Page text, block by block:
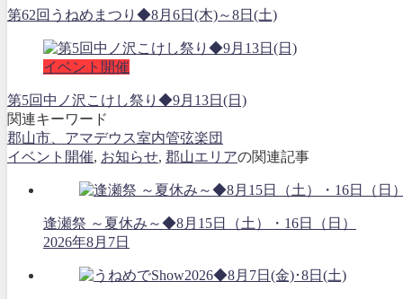
第62回うねめまつり◆8月6日(木)～8日(土)
イベント開催
第5回中ノ沢こけし祭り◆9月13日(日)
関連キーワード
郡山市、アマデウス室内管弦楽団
イベント開催, お知らせ, 郡山エリアの関連記事
逢瀬祭 ～夏休み～◆8月15日（土）・16日（日）
2026年8月7日